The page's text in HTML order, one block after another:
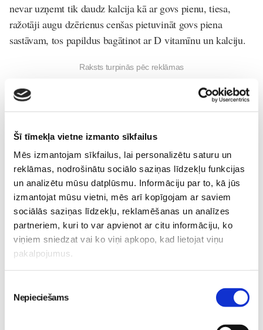
Šī tīmekļa vietne izmanto sīkfailus
Mēs izmantojam sīkfailus, lai personalizētu saturu un
reklāmas, nodrošinātu sociālo saziņas līdzekļu funkcijas
un analizētu mūsu datplūsmu. Informāciju par to, kā jūs
izmantojat mūsu vietni, mēs arī kopīgojam ar saviem
sociālās saziņas līdzekļu, reklamēšanas un analīzes
partneriem, kuri to var apvienot ar citu informāciju, ko
viņiem sniedzat vai ko viņi apkopo, kad lietojat viņu
pakalpojumus.
izvēle
Nepieciešams
nevar uzņemt tik daudz kalcija kā ar govs pienu, tiesa,
ražotāji augu dzērienus cenšas pietuvināt govs piena
sastāvam, tos papildus bagātinot ar D vitamīnu un kalciju.
Raksts turpinās pēc reklāmas
Lasi vēl
Kļūsti par Freemore produktu testētāju! Sievietēm
06. Aug 20:04
5 svarīgi soļi, lai bērns